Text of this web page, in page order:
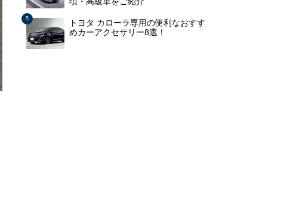
トヨタ カローラ専用の便利なおすす
めカーアクセサリー8選！